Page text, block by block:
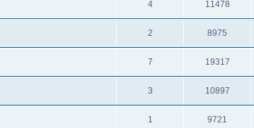
4 11478
2 8975
7 19317
3 10897
1 9721